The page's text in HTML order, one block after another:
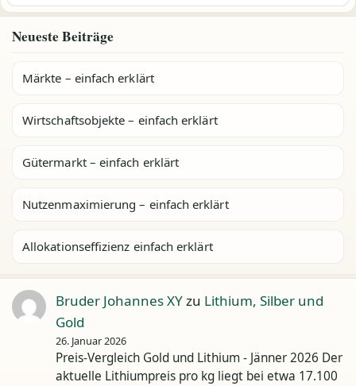
Neueste Beiträge
Märkte – einfach erklärt
Wirtschaftsobjekte – einfach erklärt
Gütermarkt – einfach erklärt
Nutzenmaximierung – einfach erklärt
Allokationseffizienz einfach erklärt
Bruder Johannes XYzu Lithium, Silber und
Gold
26. Januar 2026
Preis-Vergleich Gold und Lithium - Jänner 2026 Der
aktuelle Lithiumpreis pro kg liegt bei etwa 17.100